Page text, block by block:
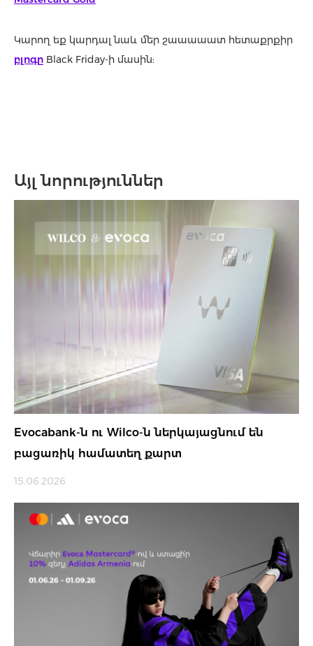
Կարող եք կարդալ նաև մեր շաաաաատ հետաքրքիր
բլոգը Black Friday-ի մասին:
Այլ նորություններ
Evocabank-ն ու Wilco-ն ներկայացնում են
բացառիկ համատեղ քարտ
15.06.2026